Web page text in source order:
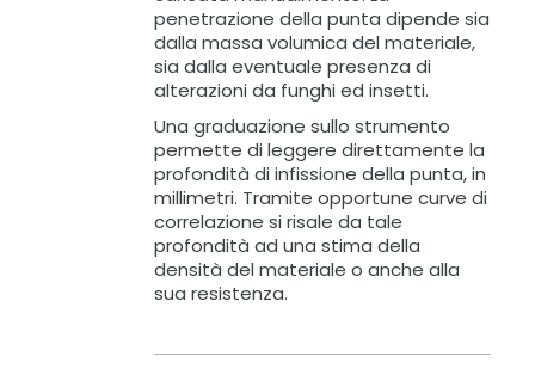
penetrazione della punta dipende sia
dalla massa volumica del materiale,
sia dalla eventuale presenza di
alterazioni da funghi ed insetti.
Una graduazione sullo strumento
permette di leggere direttamente la
profondità di infissione della punta, in
millimetri. Tramite opportune curve di
correlazione si risale da tale
profondità ad una stima della
densità del materiale o anche alla
sua resistenza.